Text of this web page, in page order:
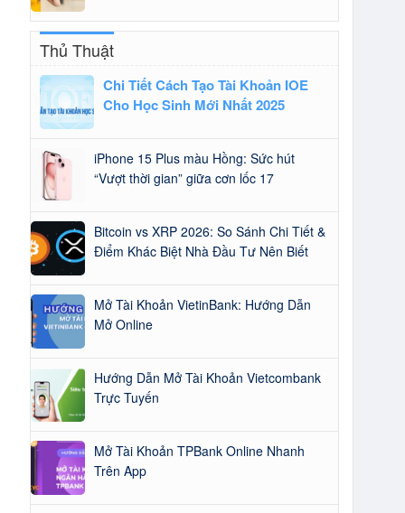
Thủ Thuật
Chi Tiết Cách Tạo Tài Khoản IOE
Cho Học Sinh Mới Nhất 2025
iPhone 15 Plus màu Hồng: Sức hút
“Vượt thời gian” giữa cơn lốc 17
Bitcoin vs XRP 2026: So Sánh Chi Tiết &
Điểm Khác Biệt Nhà Đầu Tư Nên Biết
Mở Tài Khoản VietinBank: Hướng Dẫn
Mở Online
Hướng Dẫn Mở Tài Khoản Vietcombank
Trực Tuyến
Mở Tài Khoản TPBank Online Nhanh
Trên App